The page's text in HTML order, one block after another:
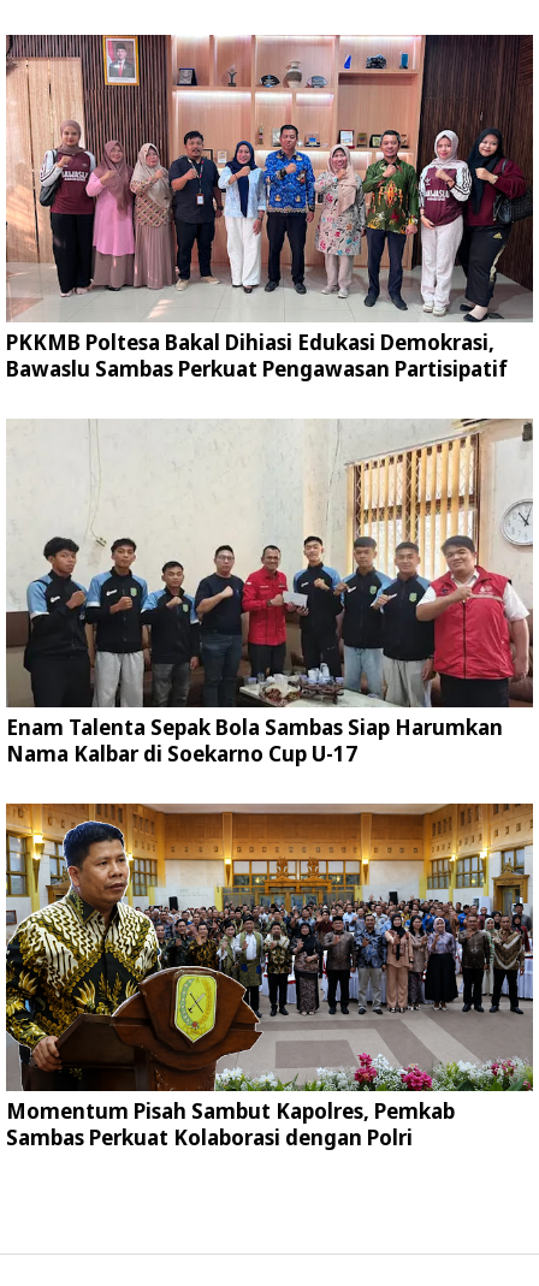
PKKMB Poltesa Bakal Dihiasi Edukasi Demokrasi,
Bawaslu Sambas Perkuat Pengawasan Partisipatif
Enam Talenta Sepak Bola Sambas Siap Harumkan
Nama Kalbar di Soekarno Cup U-17
Momentum Pisah Sambut Kapolres, Pemkab
Sambas Perkuat Kolaborasi dengan Polri